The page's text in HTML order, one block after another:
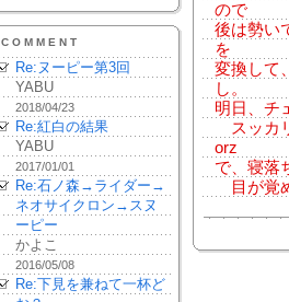
COMMENT
Re:ヌーピー第3回
YABU
2018/04/23
Re:紅白の結果
YABU
2017/01/01
Re:石ノ森→ライダー→
ネオサイクロン→スヌ
ーピー
かよこ
2016/05/08
Re:下見を兼ねて一杯ど
ので
後は勢い
を
変換して
し。
明日、チ
スッカ
orz
で、寝落
目が覚